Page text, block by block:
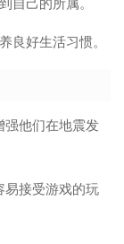
自己的所属。
良好生活习惯。
强他们在地震发
易接受游戏的玩